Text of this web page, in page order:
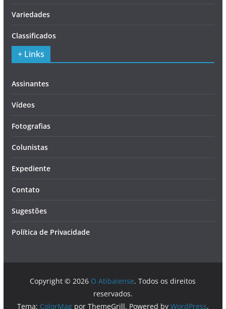
Variedades
Classificados
+ Links
Assinantes
Vídeos
Fotografias
Colunistas
Expediente
Contato
Sugestões
Política de Privacidade
Copyright © 2026 O Atibaiense. Todos os direitos
reservados.
Tema: ColorMagpor ThemeGrill. Powered by WordPress.